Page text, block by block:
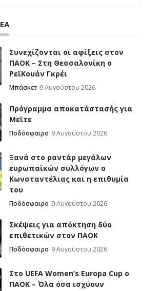
Συνεχίζονται οι αφίξεις στον
ΠΑΟΚ – Στη Θεσσαλονίκη ο
ΡεϊΚουάν Γκρέι
Μπάσκετ 9 Αυγούστου 2026
Πρόγραμμα αποκατάστασής για
Μεϊτε
Ποδόσφαιρο 9 Αυγούστου 2026
Ξανά στο ραντάρ μεγάλων
ευρωπαϊκών συλλόγων ο
Κωνσταντέλιας και η επιθυμία
του
Ποδόσφαιρο 9 Αυγούστου 2026
Σκέψεις για απόκτηση δύο
επιθετικών στον ΠΑΟΚ
Ποδόσφαιρο 9 Αυγούστου 2026
Στο UEFA Women’s Europa Cup ο
ΠΑΟΚ – Όλα όσα ισχύουν